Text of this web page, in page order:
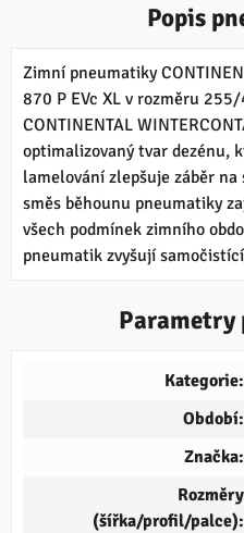
Popis
Zimní pneumatiky
870 P EVc XL v rozměru
CONTINENTAL
optimalizovaný tvar dezénu,
lamelování zlepšuje záběr
směs běhounu pneumatiky
všech podmínek zimního
pneumatik zvyšují
Parametry
Kategorie:
Období:
Značka:
Rozměry
(šířka/profil/palce):